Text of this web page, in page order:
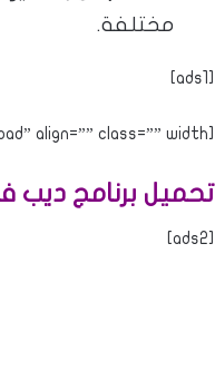
مختلفة.
[ads1]
[box type=”download” align=”” class=”” width=””]
تحميل برنامج ديب
[ads2]